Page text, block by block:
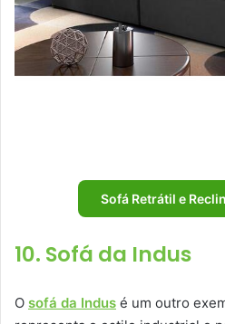
Sofá Retrátil e
10. Sofá da Indus
O sofá da Indus é um outro